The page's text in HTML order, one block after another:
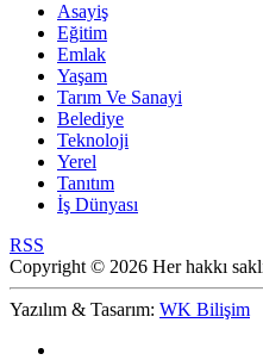
Asayiş
Eğitim
Emlak
Yaşam
Tarım Ve Sanayi
Belediye
Teknoloji
Yerel
Tanıtım
İş Dünyası
RSS
Copyright © 2026 Her hakkı
Yazılım & Tasarım: WK Bilişim